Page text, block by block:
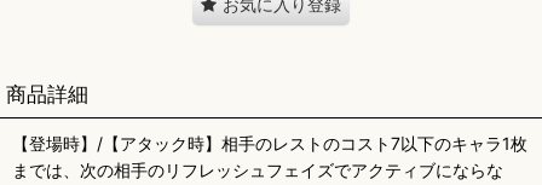
お気に入り登録
商品詳細
【登場時】/【アタック時】相手のレストのコスト7以下のキャラ1枚
までは、次の相手のリフレッシュフェイズでアクティブにならな